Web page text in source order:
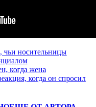
чьи носительницы
когда жена
когда он спросил